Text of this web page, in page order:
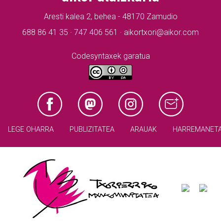
Aresti kalea 2, behea - 48170 Zamudio
688 86 41 35 · 747 406 561 · aikortxori@aikor.com
Codesyntaxek garatua
LEGE OHARRA PUBLIZITATEA ARAUAK